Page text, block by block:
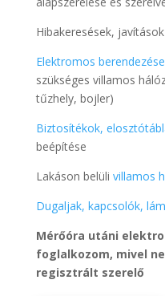
Hibakeresések, javítások
Elektromos
szükséges villamos
tűzhely, bojler)
Biztosítékok,
beépítése
Lakáson belüli villamos
Dugaljak, kapcsolók,
Mérőóra utáni
foglalkozom, mivel
regisztrált szerelő